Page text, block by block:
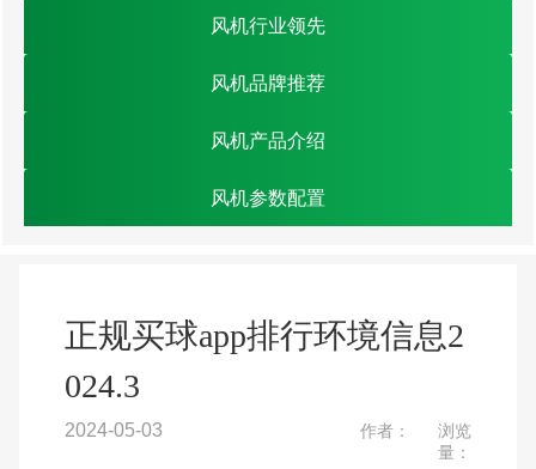
风机行业领先
风机品牌推荐
风机产品介绍
风机参数配置
正规买球app排行环境信息2
024.3
2024-05-03 作者：
浏览
量：